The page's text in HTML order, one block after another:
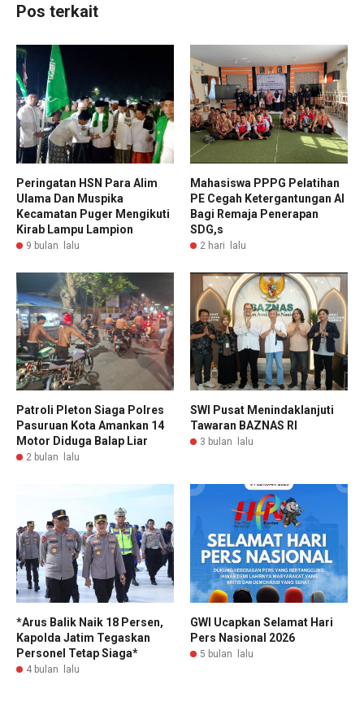
Pos terkait
Peringatan HSN Para Alim
Ulama Dan Muspika
Kecamatan Puger Mengikuti
Kirab Lampu Lampion
9 bulan lalu
Mahasiswa PPPG Pelatihan
PE Cegah Ketergantungan AI
Bagi Remaja Penerapan
SDG,s
2 hari lalu
Patroli Pleton Siaga Polres
Pasuruan Kota Amankan 14
Motor Diduga Balap Liar
2 bulan lalu
SWI Pusat Menindaklanjuti
Tawaran BAZNAS RI
3 bulan lalu
*Arus Balik Naik 18 Persen,
Kapolda Jatim Tegaskan
Personel Tetap Siaga*
4 bulan lalu
GWI Ucapkan Selamat Hari
Pers Nasional 2026
5 bulan lalu